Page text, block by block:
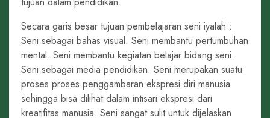
Secara garis besar tujuan pembelajaran seni iyalah :
Seni sebagai bahas visual. Seni membantu pertumbuhan
mental. Seni membantu kegiatan belajar bidang seni.
Seni sebagai media pendidikan. Seni merupakan suatu
proses proses penggambaran ekspresi diri manusia
sehingga bisa dilihat dalam intisari ekspresi dari
kreatifitas manusia. Seni sangat sulit untuk dijelaskan